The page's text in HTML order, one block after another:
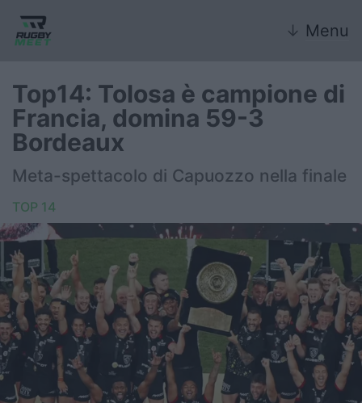
↓ Menu
Nazionale
Nazionali giovanili
Rugby Sevens
FIR
Internazionale
6 Nazioni
United Rugby Championship
Top14
Top14: Tolosa è campione di
Francia, domina 59-3
Bordeaux
Meta-spettacolo di Capuozzo nella finale
TOP 14